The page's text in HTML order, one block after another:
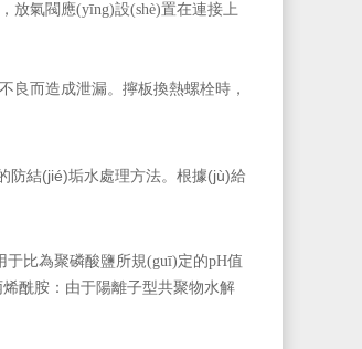
放氣閥應(yīng)設(shè)置在連接上
而造成泄漏。擰板換熱螺栓時，
的防結(jié)垢水處理方法。根據(jù)給
比為聚磷酸鹽所規(guī)定的pH值
烯酰胺：由于陽離子型共聚物水解